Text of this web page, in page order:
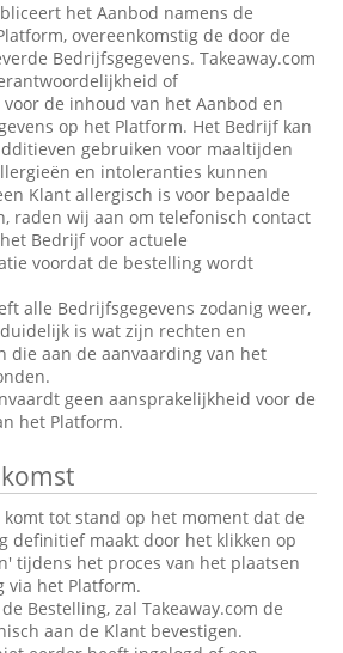
het Aanbod namens de
overeenkomstig de door de
Bedrijfsgegevens. Takeaway.com
of
de inhoud van het Aanbod en
op het Platform. Het Bedrijf kan
gebruiken voor maaltijden
en intoleranties kunnen
Klant allergisch is voor bepaalde
raden wij aan om telefonisch contact
Bedrijf voor actuele
voordat de bestelling wordt
alle Bedrijfsgegevens zodanig weer,
is wat zijn rechten en
die aan de aanvaarding van het
geen aansprakelijkheid voor de
het Platform.
komt tot stand op het moment dat de
definitief maakt door het klikken op
tijdens het proces van het plaatsen
via het Platform.
Bestelling, zal Takeaway.com de
aan de Klant bevestigen.